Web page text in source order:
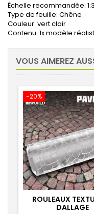
Échelle recommandée:
Type de feuille: Chêne
Couleur: vert clair
Contenu: 1x modèle
VOUS AIMEREZ
-20%
ROULEAUX
DALLAGE